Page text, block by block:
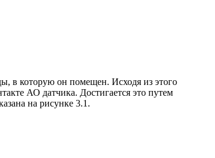
в которую он помещен. Исходя из этого
АО датчика. Достигается это путем
на рисунке 3.1.